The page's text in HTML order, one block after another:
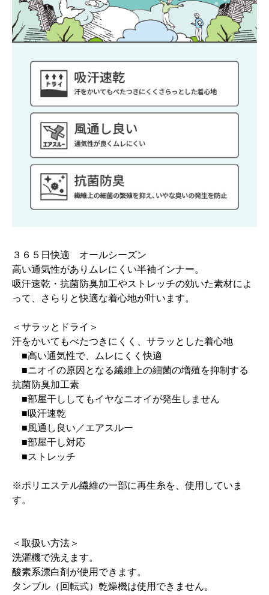
３６５日快適 オールシーズン
高い通気性がありムレにくい半袖インナー。
吸汗速乾・抗菌防臭加工やストレッチの効いた素材によ
って、さらりと快適な着心地が叶います。
＜サラッとドライ＞
汗をかいてもべたつきにくく、サラッとした着心地
■高い通気性で、ムレにくく快適
■ニオイの原因となる繊維上の細菌の増殖を抑制する
抗菌防臭加工素
■部屋干ししてもイヤなニオイが発生しません
■吸汗速乾
■風通し良い／エアスルー
■部屋干し対応
■ストレッチ
※ポリエステル繊維の一部に再生糸を、使用していま
す。
＜取扱い方法＞
洗濯機で洗えます。
酸素系漂白剤が使用できます。
タンブル（回転式）乾燥機は使用できません。